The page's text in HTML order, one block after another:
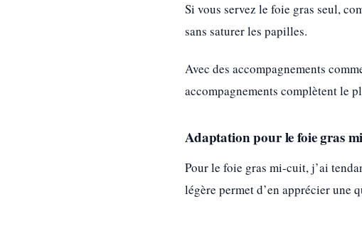
Si vous servez le foie gras seul,
sans saturer les papilles.
Avec des accompagnements
accompagnements complètent le
Adaptation pour le foie gras
Pour le foie gras mi-cuit, j’ai
légère permet d’en apprécier une